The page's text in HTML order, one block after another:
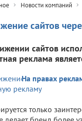
Новости компаний
сайтов
сайтов
реклама
На правах
только